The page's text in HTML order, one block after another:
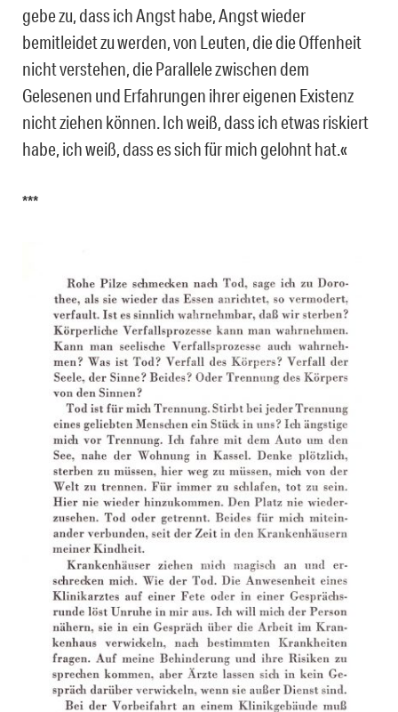
gebe zu, dass ich Angst habe, Angst wieder
bemitleidet zu werden, von Leuten, die die Offenheit
nicht verstehen, die Parallele zwischen dem
Gelesenen und Erfahrungen ihrer eigenen Existenz
nicht ziehen können. Ich weiß, dass ich etwas riskiert
habe, ich weiß, dass es sich für mich gelohnt hat.«
***